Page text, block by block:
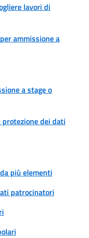
lavori di
ammissione a
a stage o
dei dati
più elementi
patrocinatori